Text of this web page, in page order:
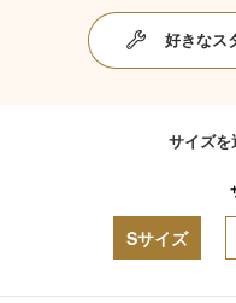
好きなス
サイズを
Sサイズ